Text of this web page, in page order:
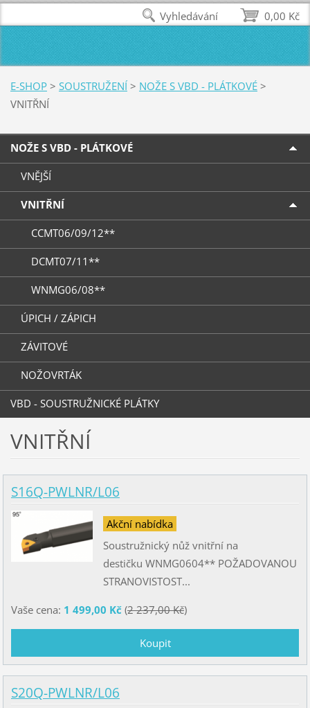
E-SHOP > SOUSTRUŽENÍ > NOŽE S VBD - PLÁTKOVÉ >
VNITŘNÍ
NOŽE S VBD - PLÁTKOVÉ
VNĚJŠÍ
VNITŘNÍ
CCMT06/09/12**
DCMT07/11**
WNMG06/08**
ÚPICH / ZÁPICH
ZÁVITOVÉ
NOŽOVRTÁK
VBD - SOUSTRUŽNICKÉ PLÁTKY
VNITŘNÍ
S16Q-PWLNR/L06
Akční nabídka
Soustružnický nůž vnitřní na
destičku WNMG0604** POŽADOVANOU
STRANOVISTOST...
Vaše cena: 1 499,00 Kč(2 237,00 Kč)
S20Q-PWLNR/L06
0,00 Kč
Vyhledávání